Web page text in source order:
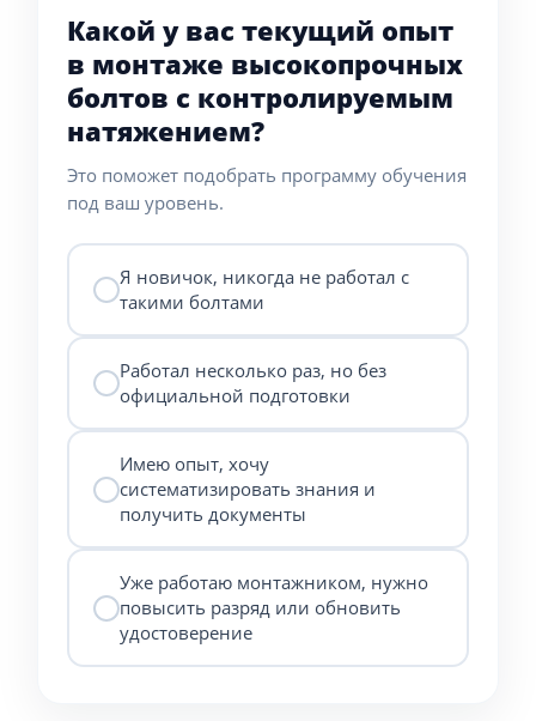
Какой у вас текущий опыт
в монтаже высокопрочных
болтов с контролируемым
натяжением?
Это поможет подобрать программу обучения
под ваш уровень.
Я новичок, никогда не работал с
такими болтами
Работал несколько раз, но без
официальной подготовки
Имею опыт, хочу
систематизировать знания и
получить документы
Уже работаю монтажником, нужно
повысить разряд или обновить
удостоверение